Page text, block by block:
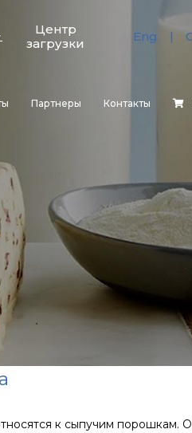
Центр
загрузки
Eng
Партнеры Контакты
к сыпучим порошкам.